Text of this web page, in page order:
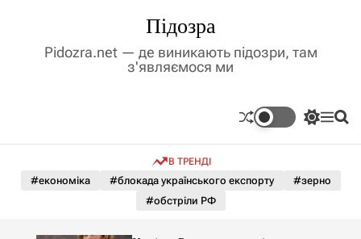
Підозра
Pidozra.net — де виникають підозри, там
з'являємося ми
П
м
М П
В ТРЕНДІ
#економіка #блокада українського експорту
#зерно
#обстріли РФ